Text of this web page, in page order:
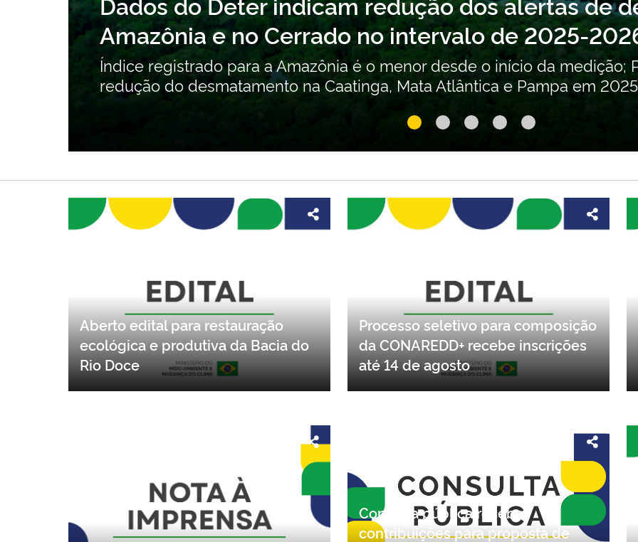
Consulta pública sobre o Segundo Inventário
Orgânicos Persistentes (POPs) não intencionais
contribuições
Consulta pública recebe contribuições para a atualização do Segundo
Aberto edital para restauração
ecológica e produtiva da Bacia do
Processo seletivo para composição
da CONAREDD+ recebe inscrições